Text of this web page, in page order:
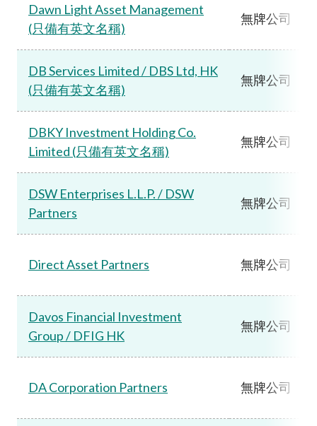
Dawn Light Asset Management
(只備有英文名稱)
無牌公司
DB Services Limited / DBS Ltd, HK
(只備有英文名稱)
無牌公司
DBKY Investment Holding Co.
Limited (只備有英文名稱)
無牌公司
DSW Enterprises L.L.P. / DSW
Partners
無牌公司
Direct Asset Partners 無牌公司
Davos Financial Investment
Group / DFIG HK
無牌公司
DA Corporation Partners 無牌公司